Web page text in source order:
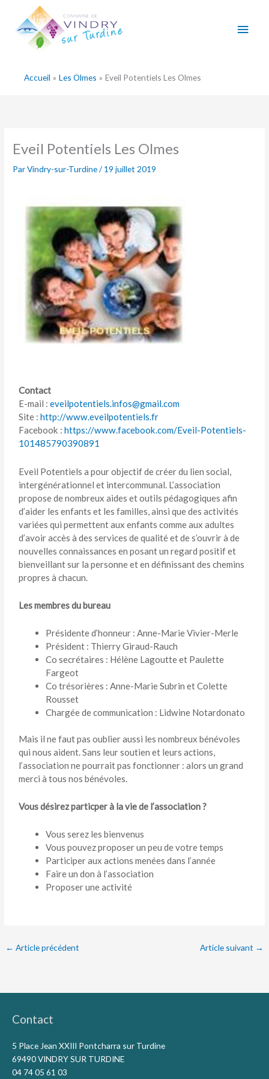
contenu
Accueil Les Olmes Eveil Potentiels Les Olmes
Eveil Potentiels Les Olmes
ParVindry-sur-Turdine/ 19 juillet 2019
Contact
E-mail :eveilpotentiels.infos@gmail.com
Site : http://www.eveilpotentiels.fr
Facebook :https://www.facebook.com/Eveil-Potentiels-
101485790390891
Eveil Potentiels a pour objectif de créer du lien social,
intergénérationnel et intercommunal. L’association
propose de nombreux aides et outils pédagogiques afin
d’aider les enfants et les familles, ainsi que des activités
variées qui permettent aux enfants comme aux adultes
d’avoir accès à des services de qualité et de s’ouvrir à de
nouvelles connaissances en posant un regard positif et
bienveillant sur la personne et en définissant des chemins
propres à chacun.
Les membres du bureau
Présidente d’honneur : Anne-Marie Vivier-Merle
Président : Thierry Giraud-Rauch
Co secrétaires : Hélène Lagoutte et Paulette
Fargeot
Co trésorières : Anne-Marie Subrin et Colette
Rousset
Chargée de communication : Lidwine Notardonato
Mais il ne faut pas oublier aussi les nombreux bénévoles
qui nous aident. Sans leur soutien et leurs actions,
l’association ne pourrait pas fonctionner : alors un grand
merci à tous nos bénévoles.
Vous désirez particper à la vie de l’association ?
Vous serez les bienvenus
Vous pouvez proposer un peu de votre temps
Participer aux actions menées dans l’année
Faire un don à l’association
Proposer une activité
← Article précédent Article suivant →
Contact
5 Place Jean XXIII Pontcharra sur Turdine
69490 VINDRY SUR TURDINE
04 74 05 61 03